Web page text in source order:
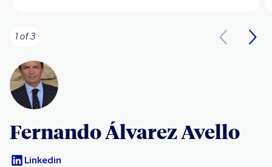
1 of 3
Fernando Álvarez Avello
Linkedin